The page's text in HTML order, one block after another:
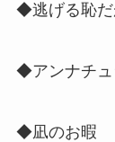
◆逃げる恥だ
◆アンナチュ
◆凪のお暇